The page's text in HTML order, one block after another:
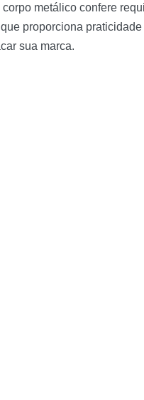
metálico confere
proporciona
sua marca.